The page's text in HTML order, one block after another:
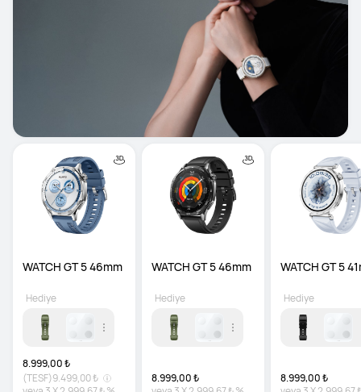
WATCH GT 5 46mm
8.999,00 ₺
(TESF)9.499,00 ₺
Hediye
WATCH GT 5 46mm
8.999,00 ₺
Hediye
WATCH GT 5
8.999,00 ₺
Hediye